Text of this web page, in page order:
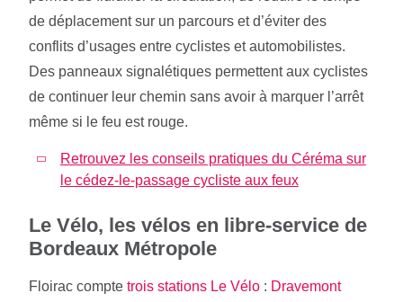
de déplacement sur un parcours et d’éviter des
conflits d’usages entre cyclistes et automobilistes.
Des panneaux signalétiques permettent aux cyclistes
de continuer leur chemin sans avoir à marquer l’arrêt
même si le feu est rouge.
Retrouvez les conseils pratiques du Céréma sur
le cédez-le-passage cycliste aux feux
Le Vélo, les vélos en libre-service de
Bordeaux Métropole
Floirac compte trois stations Le Vélo : Dravemont